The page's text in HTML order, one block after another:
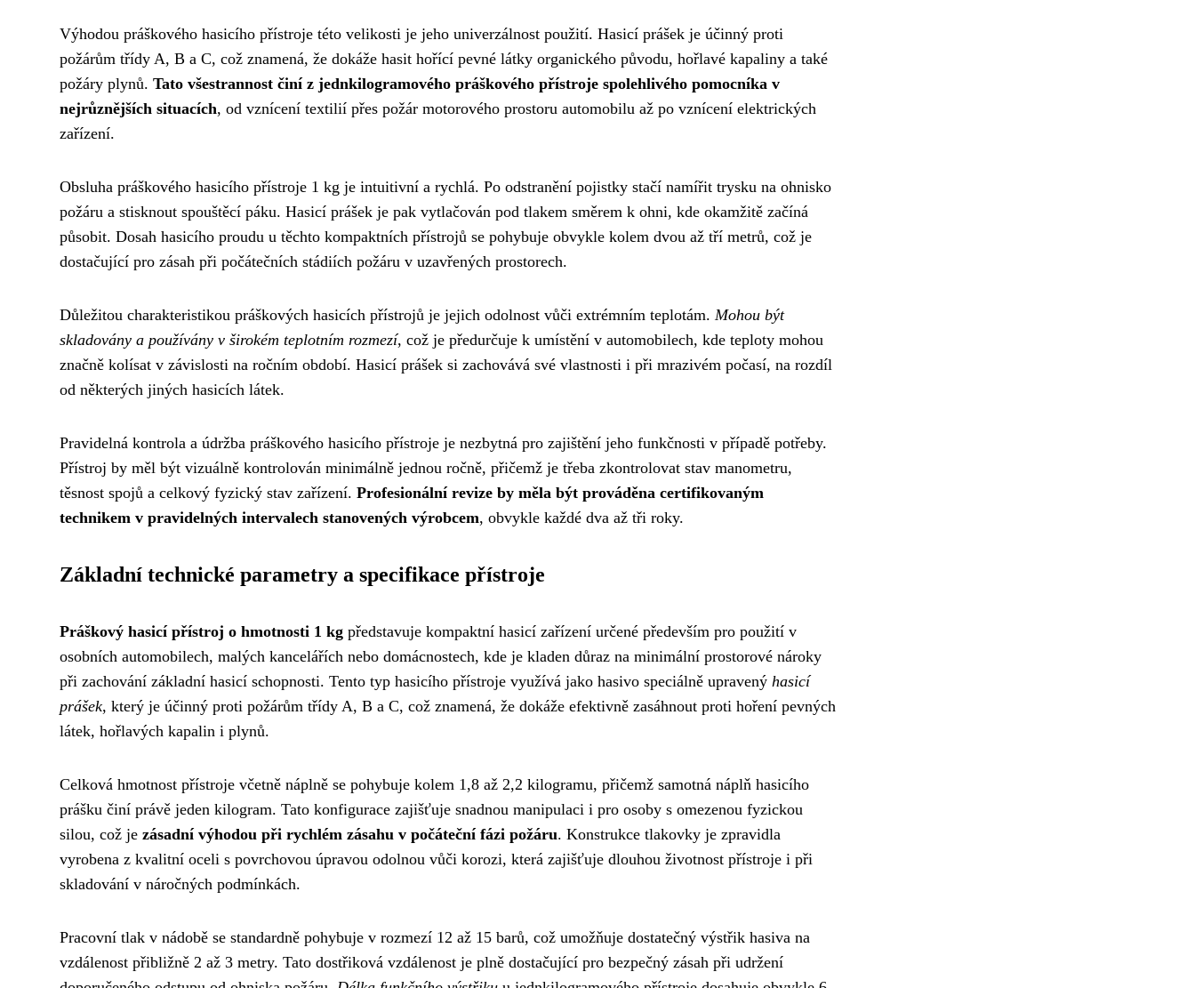
Výhodou práškového hasicího přístroje této velikosti je jeho univerzálnost použití. Hasicí prášek je účinný proti
požárům třídy A, B a C, což znamená, že dokáže hasit hořící pevné látky organického původu, hořlavé kapaliny a také
požáry plynů. Tato všestrannost činí z jednkilogramového práškového přístroje spolehlivého pomocníka v
nejrůznějších situacích, od vznícení textilií přes požár motorového prostoru automobilu až po vznícení elektrických
zařízení.
Obsluha práškového hasicího přístroje 1 kg je intuitivní a rychlá. Po odstranění pojistky stačí namířit trysku na ohnisko
požáru a stisknout spouštěcí páku. Hasicí prášek je pak vytlačován pod tlakem směrem k ohni, kde okamžitě začíná
působit. Dosah hasicího proudu u těchto kompaktních přístrojů se pohybuje obvykle kolem dvou až tří metrů, což je
dostačující pro zásah při počátečních stádiích požáru v uzavřených prostorech.
Důležitou charakteristikou práškových hasicích přístrojů je jejich odolnost vůči extrémním teplotám. Mohou být
skladovány a používány v širokém teplotním rozmezí, což je předurčuje k umístění v automobilech, kde teploty mohou
značně kolísat v závislosti na ročním období. Hasicí prášek si zachovává své vlastnosti i při mrazivém počasí, na rozdíl
od některých jiných hasicích látek.
Pravidelná kontrola a údržba práškového hasicího přístroje je nezbytná pro zajištění jeho funkčnosti v případě potřeby.
Přístroj by měl být vizuálně kontrolován minimálně jednou ročně, přičemž je třeba zkontrolovat stav manometru,
těsnost spojů a celkový fyzický stav zařízení. Profesionální revize by měla být prováděna certifikovaným
technikem v pravidelných intervalech stanovených výrobcem, obvykle každé dva až tři roky.
Základní technické parametry a specifikace přístroje
Práškový hasicí přístroj o hmotnosti 1 kg představuje kompaktní hasicí zařízení určené především pro použití v
osobních automobilech, malých kancelářích nebo domácnostech, kde je kladen důraz na minimální prostorové nároky
při zachování základní hasicí schopnosti. Tento typ hasicího přístroje využívá jako hasivo speciálně upravený hasicí
prášek, který je účinný proti požárům třídy A, B a C, což znamená, že dokáže efektivně zasáhnout proti hoření pevných
látek, hořlavých kapalin i plynů.
Celková hmotnost přístroje včetně náplně se pohybuje kolem 1,8 až 2,2 kilogramu, přičemž samotná náplň hasicího
prášku činí právě jeden kilogram. Tato konfigurace zajišťuje snadnou manipulaci i pro osoby s omezenou fyzickou
silou, což je zásadní výhodou při rychlém zásahu v počáteční fázi požáru. Konstrukce tlakovky je zpravidla
vyrobena z kvalitní oceli s povrchovou úpravou odolnou vůči korozi, která zajišťuje dlouhou životnost přístroje i při
skladování v náročných podmínkách.
Pracovní tlak v nádobě se standardně pohybuje v rozmezí 12 až 15 barů, což umožňuje dostatečný výstřik hasiva na
vzdálenost přibližně 2 až 3 metry. Tato dostřiková vzdálenost je plně dostačující pro bezpečný zásah při udržení